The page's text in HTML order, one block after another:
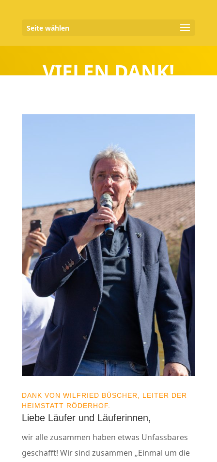
Seite wählen
VIELEN DANK!
DANK VON WILFRIED BÜSCHER, LEITER DER
HEIMSTATT RÖDERHOF.
Liebe Läufer und Läuferinnen,
wir alle zusammen haben etwas Unfassbares
geschafft! Wir sind zusammen „Einmal um die